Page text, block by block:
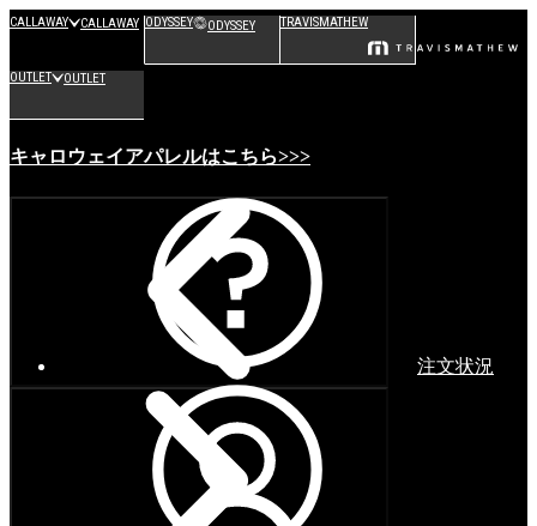
CALLAWAY CALLAWAY ODYSSEY ODYSSEY TRAVISMATHEW
OUTLET OUTLET
キャロウェイアパレルはこちら>>>
注文状況